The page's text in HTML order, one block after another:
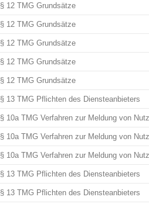
§ 12 TMG Grundsätze
§ 12 TMG Grundsätze
§ 12 TMG Grundsätze
§ 12 TMG Grundsätze
§ 12 TMG Grundsätze
§ 13 TMG Pflichten des Diensteanbieters
§ 10a TMG Verfahren zur Meldung von
§ 10a TMG Verfahren zur Meldung von
§ 10a TMG Verfahren zur Meldung von
§ 13 TMG Pflichten des Diensteanbieters
§ 13 TMG Pflichten des Diensteanbieters